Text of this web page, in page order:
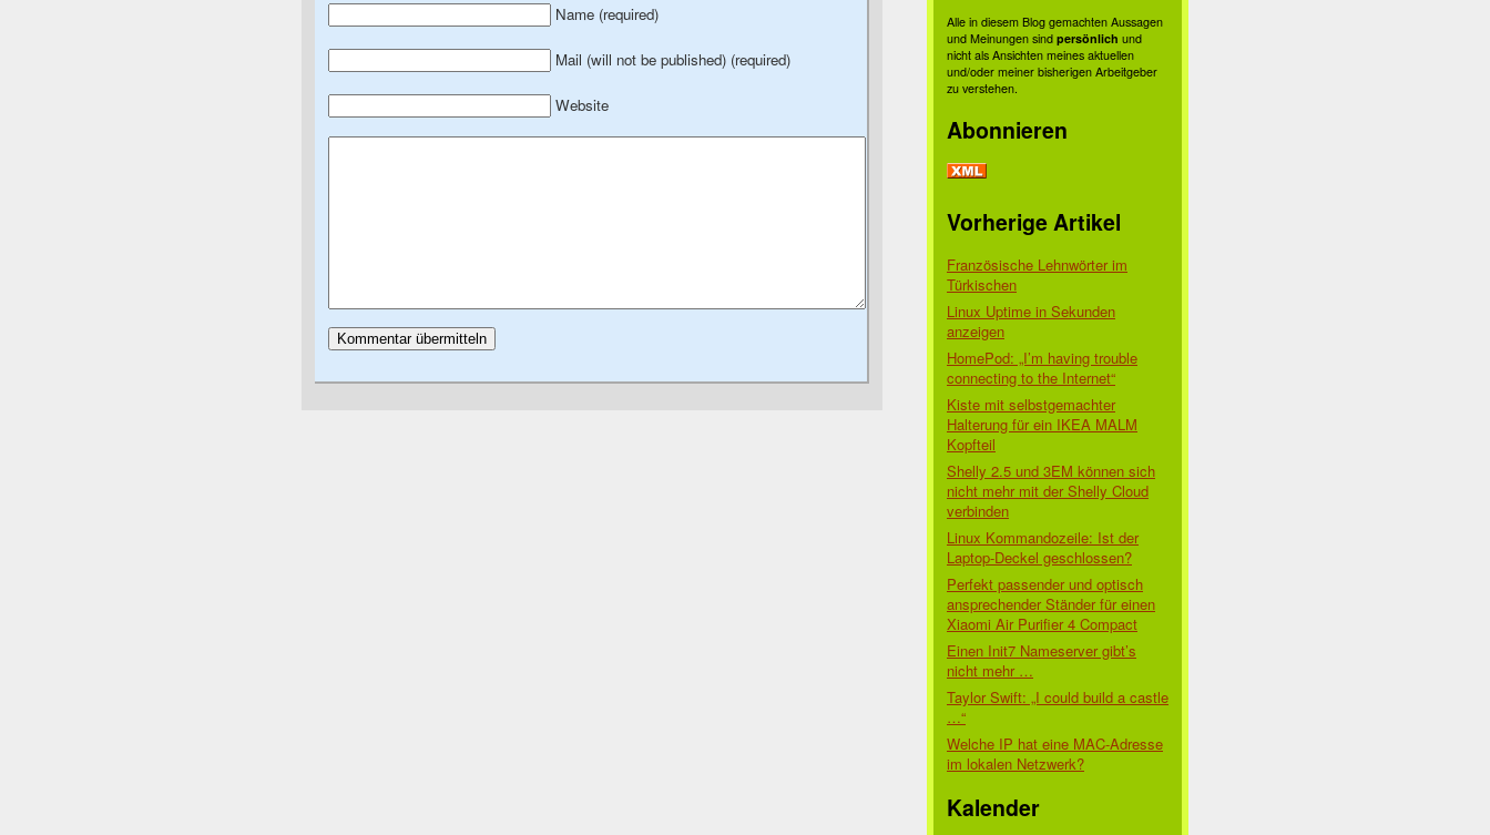
Name (required)
Mail (will not be published) (required)
Website
Alle in diesem Blog gemachten Aussagen
und Meinungen sind persönlich und
nicht als Ansichten meines aktuellen
und/oder meiner bisherigen Arbeitgeber
zu verstehen.
Abonnieren
Vorherige Artikel
Französische Lehnwörter im
Türkischen
Linux Uptime in Sekunden
anzeigen
HomePod: „I’m having trouble
connecting to the Internet“
Kiste mit selbstgemachter
Halterung für ein IKEA MALM
Kopfteil
Shelly 2.5 und 3EM können sich
nicht mehr mit der Shelly Cloud
verbinden
Linux Kommandozeile: Ist der
Laptop-Deckel geschlossen?
Perfekt passender und optisch
ansprechender Ständer für einen
Xiaomi Air Purifier 4 Compact
Einen Init7 Nameserver gibt’s
nicht mehr …
Taylor Swift: „I could build a castle
…“
Welche IP hat eine MAC-Adresse
im lokalen Netzwerk?
Kalender